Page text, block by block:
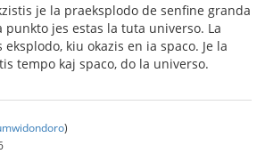
je la praeksplodo de senfine granda
punkto jes estas la tuta universo. La
kiu okazis en ia spaco. Je la
tempo kaj spaco, do la universo.
)